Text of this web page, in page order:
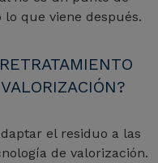
que viene después.
el residuo a las
de valorización.